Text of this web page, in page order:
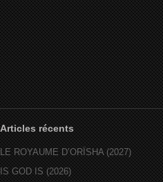
Articles récents
LE ROYAUME D’ORÏSHA (2027)
IS GOD IS (2026)